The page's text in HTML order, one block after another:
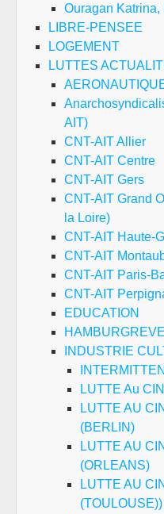
Ouragan
LIBRE-PENSEE
LOGEMENT
LUTTES
AIT)
CNT-AIT Allier
CNT-AIT Centre
CNT-AIT Gers
CNT-AIT Grand
la Loire)
CNT-AIT Haute-
CNT-AIT
CNT-AIT Paris-
CNT-AIT
EDUCATION
HAMBURGREVE
INDUSTRIE
LUTTE Au
LUTTE AU
(BERLIN)
LUTTE AU
(ORLEANS)
LUTTE AU
(TOULOUSE))